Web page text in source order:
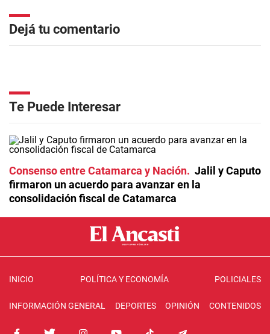
Dejá tu comentario
Te Puede Interesar
Consenso entre Catamarca y Nación
Jalil y Caputo
firmaron un acuerdo para avanzar en la
consolidación fiscal de Catamarca
INICIO POLÍTICA Y ECONOMÍA POLICIALES
INFORMACIÓN GENERAL DEPORTES OPINIÓN CONTENIDOS